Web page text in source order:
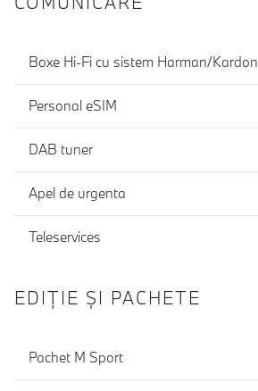
Boxe Hi-Fi cu sistem Harman/Kardon
Personal eSIM
DAB tuner
Apel de urgenta
Teleservices
EDIŢIE ŞI PACHETE
Pachet M Sport